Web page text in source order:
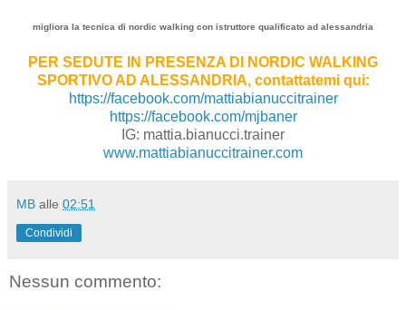
migliora la tecnica di nordic walking con istruttore qualificato ad alessandria
PER SEDUTE IN PRESENZA DI NORDIC WALKING
SPORTIVO AD ALESSANDRIA, contattatemi qui:
https://facebook.com/mattiabianuccitrainer
https://facebook.com/mjbaner
IG: mattia.bianucci.trainer
www.mattiabianuccitrainer.com
MB alle 02:51
Condividi
Nessun commento: